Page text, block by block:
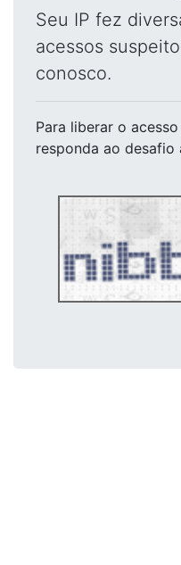
Seu IP fez
acessos
conosco.
Para liberar o acesso
responda ao desafio